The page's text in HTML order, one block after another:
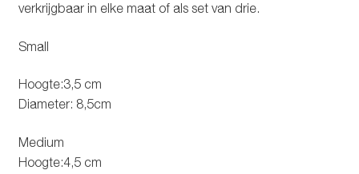
verkrijgbaar in elke maat of als set van drie.
Small
Hoogte:3,5 cm
Diameter: 8,5cm
Medium
Hoogte:4,5 cm